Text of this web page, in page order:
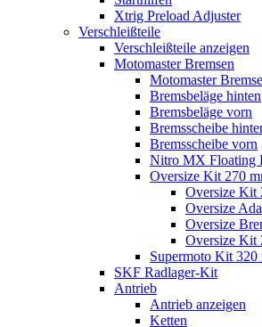
Xtrig Preload Adjuster
Verschleißteile
Verschleißteile anzeigen
Motomaster Bremsen
Motomaster
Bremsbeläge hinten
Bremsbeläge vorn
Bremsscheibe
Bremsscheibe vorn
Nitro MX Floating
Oversize Kit 270
Oversize Kit
Oversize
Oversize
Oversize Kit
Supermoto Kit 320
SKF Radlager-Kit
Antrieb
Antrieb anzeigen
Ketten